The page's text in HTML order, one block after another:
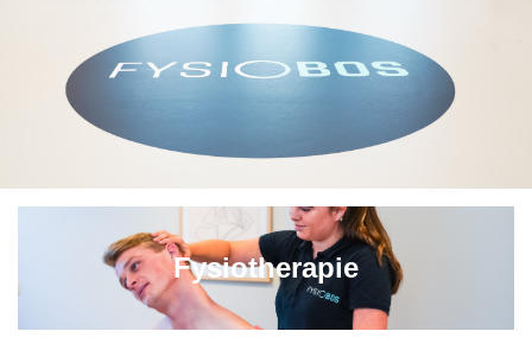
Fysiotherapie